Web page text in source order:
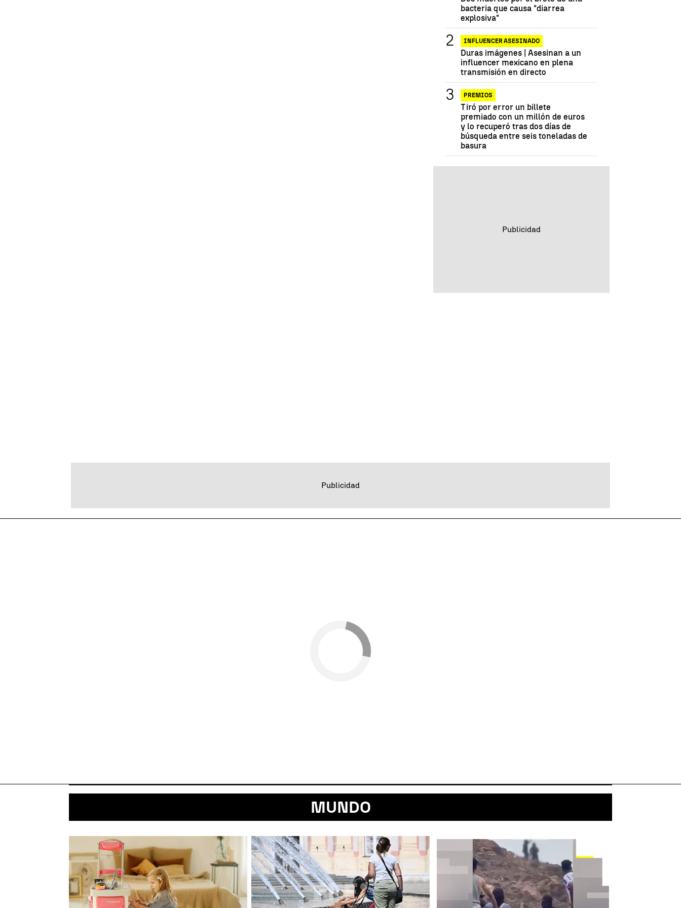
bacteria que causa "diarrea
explosiva"
INFLUENCER ASESINADO
Duras imágenes | Asesinan a un
influencer mexicano en plena
transmisión en directo
PREMIOS
Tiró por error un billete
premiado con un millón de euros
y lo recuperó tras dos días de
búsqueda entre seis toneladas de
basura
MUNDO